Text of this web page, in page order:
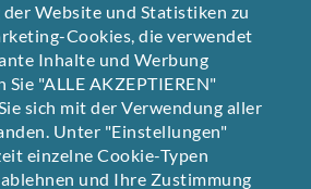
Website und Statistiken zu
Cookies, die verwendet
Inhalte und Werbung
Sie "ALLE AKZEPTIEREN"
sich mit der Verwendung aller
Unter "Einstellungen"
einzelne Cookie-Typen
und Ihre Zustimmung
der Initiative»Jetzt ein Buch!«
Lesen
greifen, sondern nach